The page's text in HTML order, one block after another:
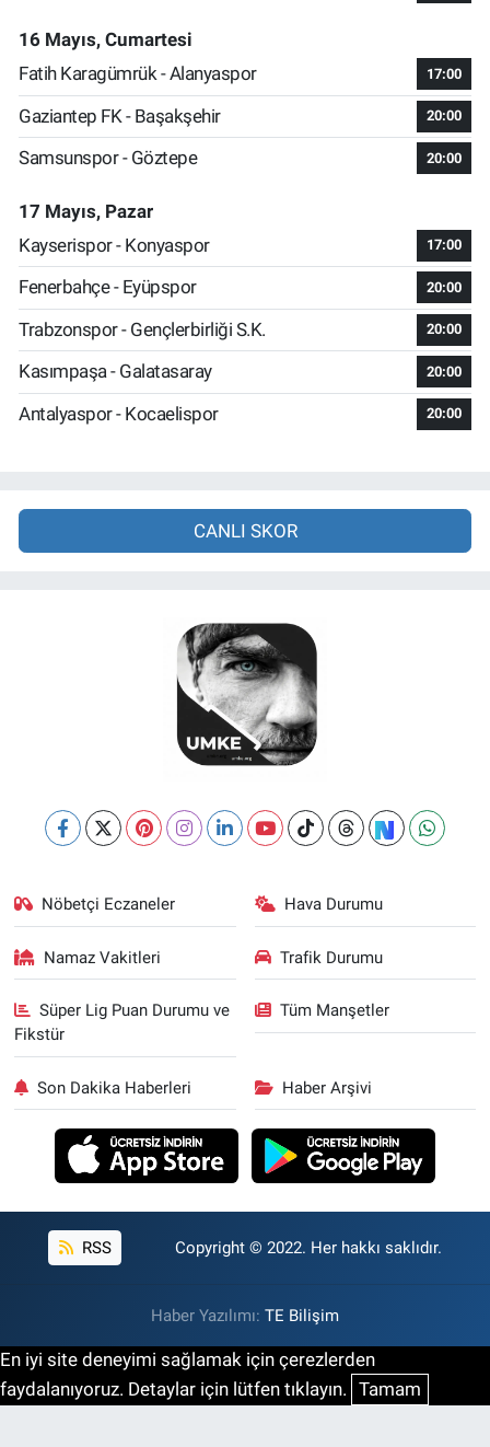
16 Mayıs, Cumartesi
Fatih Karagümrük - Alanyaspor
17:00
Gaziantep FK - Başakşehir 20:00
Samsunspor - Göztepe 20:00
17 Mayıs, Pazar
Kayserispor - Konyaspor
17:00
Fenerbahçe - Eyüpspor 20:00
Trabzonspor - Gençlerbirliği S.K. 20:00
Kasımpaşa - Galatasaray 20:00
Antalyaspor - Kocaelispor 20:00
CANLI SKOR
Nöbetçi Eczaneler Hava Durumu
Namaz Vakitleri Trafik Durumu
Süper Lig Puan Durumu ve
Fikstür
Tüm Manşetler
Son Dakika Haberleri Haber Arşivi
RSS Copyright © 2022. Her hakkı saklıdır.
Haber Yazılımı: TE Bilişim
En iyi site deneyimi sağlamak için çerezlerden
faydalanıyoruz. Detaylar için lütfen tıklayın. Tamam